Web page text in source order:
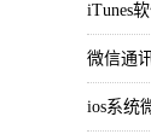
iTunes
微信通
ios系统